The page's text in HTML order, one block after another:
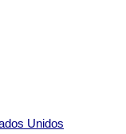
Unidos